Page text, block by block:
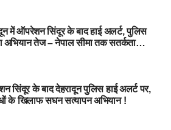
को मिली नई रफ्तार, EIB से 1910 करोड़
को बचाने के चक्कर में कार खाई में गिरी,
में ऑपरेशन सिंदूर के बाद हाई अलर्ट, पुलिस
अभियान तेज – नेपाल सीमा तक सतर्कता…
सिंदूर के बाद देहरादून पुलिस हाई अलर्ट पर,
के खिलाफ सघन सत्यापन अभियान !